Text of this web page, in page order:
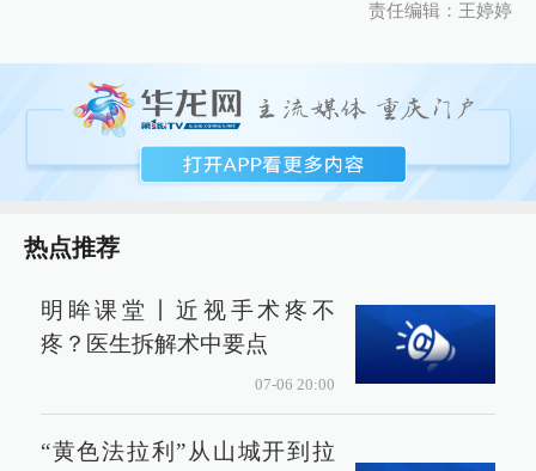
责任编辑：王婷婷
热点推荐
明眸课堂丨近视手术疼不
疼？医生拆解术中要点
07-06 20:00
“黄色法拉利”从山城开到拉